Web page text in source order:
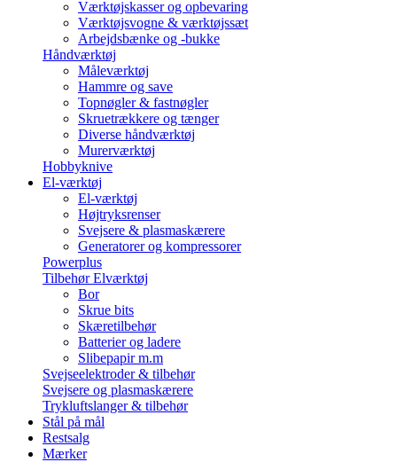
Værktøjskasser og opbevaring
Værktøjsvogne & værktøjssæt
Arbejdsbænke og -bukke
Håndværktøj
Måleværktøj
Hammre og save
Topnøgler & fastnøgler
Skruetrækkere og tænger
Diverse håndværktøj
Murerværktøj
Hobbyknive
El-værktøj
El-værktøj
Højtryksrenser
Svejsere & plasmaskærere
Generatorer og kompressorer
Powerplus
Tilbehør Elværktøj
Bor
Skrue bits
Skæretilbehør
Batterier og ladere
Slibepapir m.m
Svejseelektroder & tilbehør
Svejsere og plasmaskærere
Trykluftslanger & tilbehør
Stål på mål
Restsalg
Mærker